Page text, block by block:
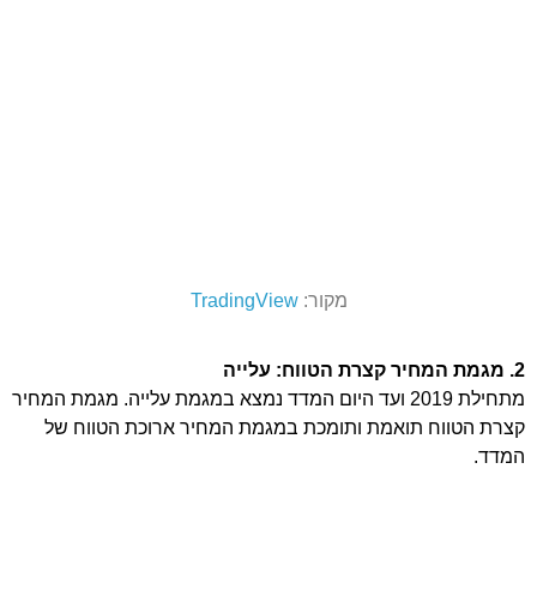
מקור:TradingView
2. מגמת המחיר קצרת הטווח: עלייה
מתחילת 2019 ועד היום המדד נמצא במגמת עלייה. מגמת המחיר
קצרת הטווח תואמת ותומכת במגמת המחיר ארוכת הטווח של
המדד.